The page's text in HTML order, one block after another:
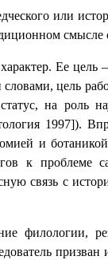
или
смысле
Ее цель
цель
на роль
1997]).
и
к проблеме
связь с